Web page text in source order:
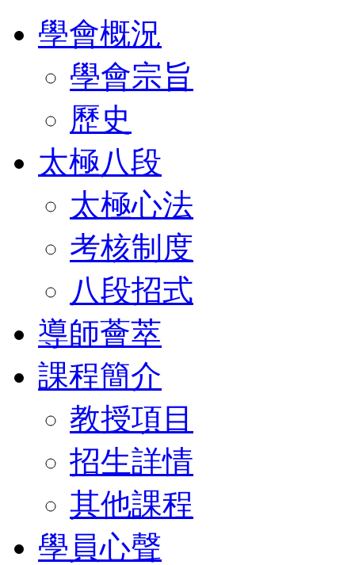
學會概況
學會宗旨
歷史
太極八段
太極心法
考核制度
八段招式
導師薈萃
課程簡介
教授項目
招生詳情
其他課程
學員心聲